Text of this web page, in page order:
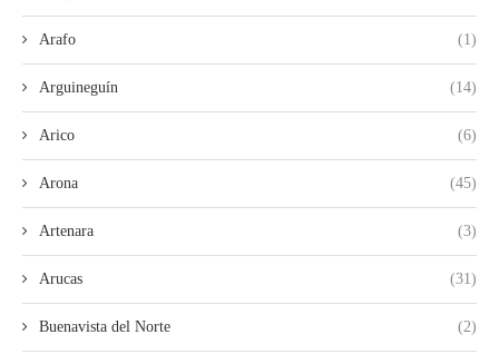
Arafo (1)
Arguineguín (14)
Arico (6)
Arona (45)
Artenara (3)
Arucas (31)
Buenavista del Norte (2)